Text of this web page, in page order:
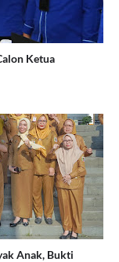
Ketua
Anak, Bukti